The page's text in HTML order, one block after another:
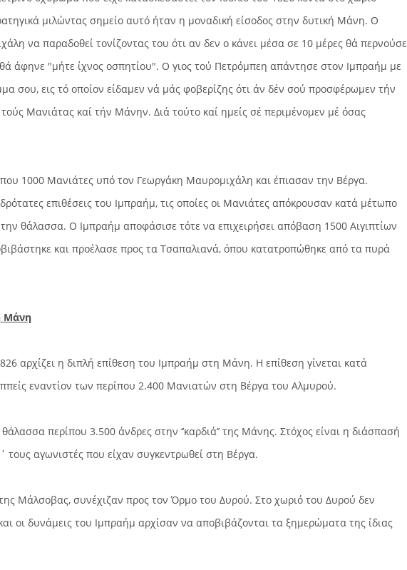
μιλώντας σημείο αυτό ήταν η μοναδική είσοδος στην δυτική Μάνη. Ο
να παραδοθεί τονίζοντας του ότι αν δεν ο κάνει μέσα σε 10 μέρες θά περνούσε
άφηνε "μήτε ίχνος οσπητίου". Ο γιος τού Πετρόμπεη απάντησε στον Ιμπραήμ με
σου, εις τό οποίον είδαμεν νά μάς φοβερίζης ότι άν δέν σού προσφέρωμεν τήν
Μανιάτας καί τήν Μάνην. Διά τούτο καί ημείς σέ περιμένομεν μέ όσας
1000 Μανιάτες υπό τον Γεωργάκη Μαυρομιχάλη και έπιασαν την Βέργα.
επιθέσεις του Ιμπραήμ, τις οποίες οι Μανιάτες απόκρουσαν κατά μέτωπο
θάλασσα. Ο Ιμπραήμ αποφάσισε τότε να επιχειρήσει απόβαση 1500 Αιγιπτίων
και προέλασε προς τα Τσαπαλιανά, όπου κατατροπώθηκε από τα πυρά
Μάνη
αρχίζει η διπλή επίθεση του Ιμπραήμ στη Μάνη. Η επίθεση γίνεται κατά
εναντίον των περίπου 2.400 Μανιατών στη Βέργα του Αλμυρού.
περίπου 3.500 άνδρες στην ‘’καρδιά’’ της Μάνης. Στόχος είναι η διάσπασή
τους αγωνιστές που είχαν συγκεντρωθεί στη Βέργα.
Μάλσοβας, συνέχιζαν προς τον Όρμο του Δυρού. Στο χωριό του Δυρού δεν
οι δυνάμεις του Ιμπραήμ αρχίσαν να αποβιβάζονται τα ξημερώματα της ίδιας